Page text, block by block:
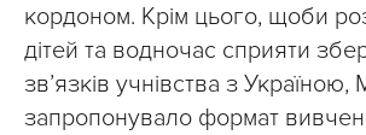
кордоном. Крім цього, щоби
дітей та водночас сприяти
зв’язків учнівства з
запропонувало формат